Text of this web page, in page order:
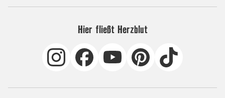
Hier fließt Herzblut